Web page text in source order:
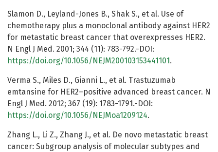
Slamon D., Leyland-Jones B., Shak S., et al. Use of
chemotherapy plus a monoclonal antibody against HER2
for metastatic breast cancer that overexpresses HER2.
N Engl J Med. 2001; 344 (11): 783-792.-DOI:
https://doi.org/10.1056/NEJM200103153441101 .
Verma S., Miles D., Gianni L., et al. Trastuzumab
emtansine for HER2–positive advanced breast cancer. N
Engl J Med. 2012; 367 (19): 1783-1791.-DOI:
https://doi.org/10.1056/NEJMoa1209124.
Zhang L., Li Z., Zhang J., et al. De novo metastatic breast
cancer: Subgroup analysis of molecular subtypes and